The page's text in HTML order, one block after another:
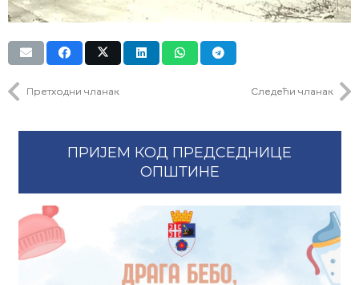
Претходни чланак Следећи чланак
ПРИЈЕМ КОД ПРЕДСЕДНИЦЕ
ОПШТИНЕ